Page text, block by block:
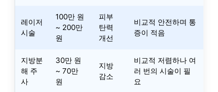
레이저
시술
100만 원
~ 200만
원
피부
탄력
개선
비교적 안전하며 통
증이 적음
지방분
해 주
사
30만 원
~ 70만
원
지방
감소
비교적 저렴하나 여
러 번의 시술이 필
요